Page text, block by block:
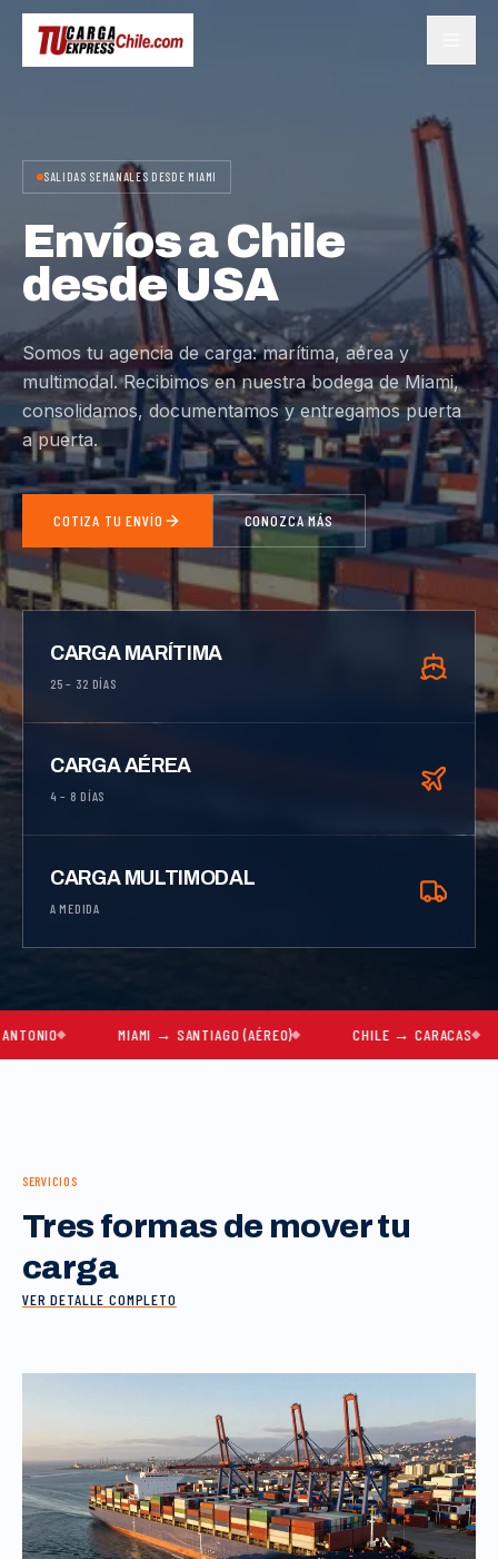
SALIDAS SEMANALES DESDE MIAMI
Envíos a Chile
desde USA
Somos tu agencia de carga: marítima, aérea y
multimodal. Recibimos en nuestra bodega de Miami,
consolidamos, documentamos y entregamos puerta
a puerta.
COTIZA TU ENVÍO CONOZCA MÁS
CARGA MARÍTIMA
25 – 32 DÍAS
CARGA AÉREA
4 – 8 DÍAS
CARGA MULTIMODAL
A MEDIDA
MIAMI → SANTIAGO (AÉREO) CHILE → CARACAS
SERVICIOS
Tres formas de mover tu
carga
VER DETALLE COMPLETO